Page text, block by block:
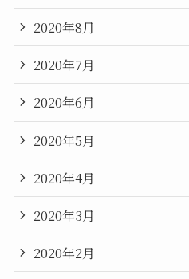
2020年8月
2020年7月
2020年6月
2020年5月
2020年4月
2020年3月
2020年2月